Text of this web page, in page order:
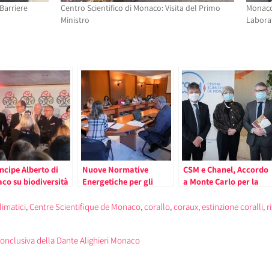
Centro Scientifico di Monaco: Visita del Primo
Ministro
Alberto di
su biodiversità
Nuove Normative
Energetiche per gli
Ministro Gramaglia:
Climatici”
CSM e Chanel, Accordo
a Monte Carlo per la
Preziosi
, Centre Scientifique de Monaco, corallo, coraux, estinzione coralli,
della Dante Alighieri Monaco